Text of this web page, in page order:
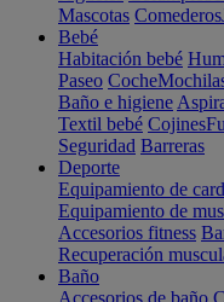
Mascotas Comederos
Bebé
Habitación bebé
Paseo Coche
Baño e higiene
Textil bebé Cojines
Seguridad Barreras
Deporte
Equipamiento de
Equipamiento de
Accesorios fitness
Recuperación
Baño
Accesorios de baño